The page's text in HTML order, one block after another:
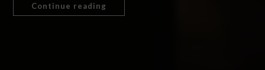
Continue reading